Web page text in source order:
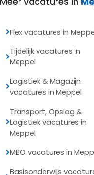
Flex vacatures in
Tijdelijk vacatures in
Meppel
Logistiek & Magazijn
vacatures in Meppel
Transport, Opslag &
Logistiek vacatures in
Meppel
MBO vacatures in
Basisonderwijs